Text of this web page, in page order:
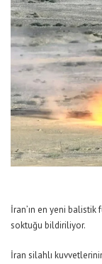
İran’ın en yeni
soktuğu bildiriliyor.
İran silahlı